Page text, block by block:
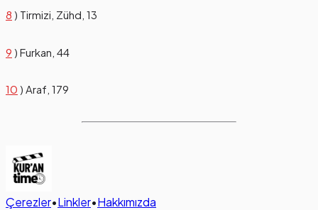
8 ) Tirmizi, Zühd, 13
9 ) Furkan, 44
10 ) Araf, 179
Çerezler•Linkler•Hakkımızda